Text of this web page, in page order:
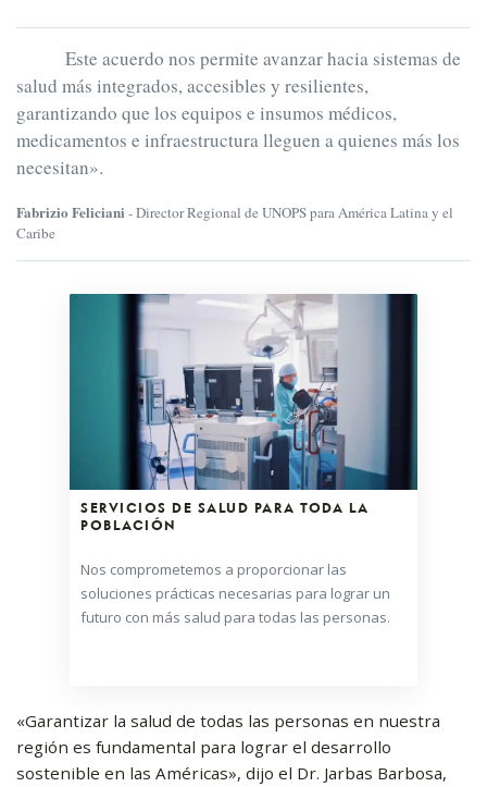
Este acuerdo nos permite avanzar hacia sistemas de
salud más integrados, accesibles y resilientes,
garantizando que los equipos e insumos médicos,
medicamentos e infraestructura lleguen a quienes más los
necesitan».
Fabrizio Feliciani - Director Regional de UNOPS para América Latina y el
Caribe
SERVICIOS DE SALUD PARA TODA LA
POBLACIÓN
Nos comprometemos a proporcionar las
soluciones prácticas necesarias para lograr un
futuro con más salud para todas las personas.
«Garantizar la salud de todas las personas en nuestra
región es fundamental para lograr el desarrollo
sostenible en las Américas», dijo el Dr. Jarbas Barbosa,